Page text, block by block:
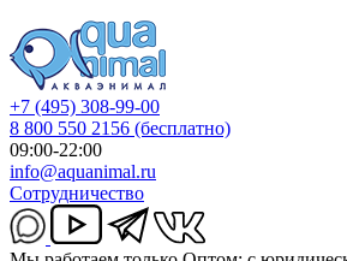
+7 (495) 308-99-00
8 800 550 2156 (бесплатно)
09:00-22:00
info@aquanimal.ru
Сотрудничество